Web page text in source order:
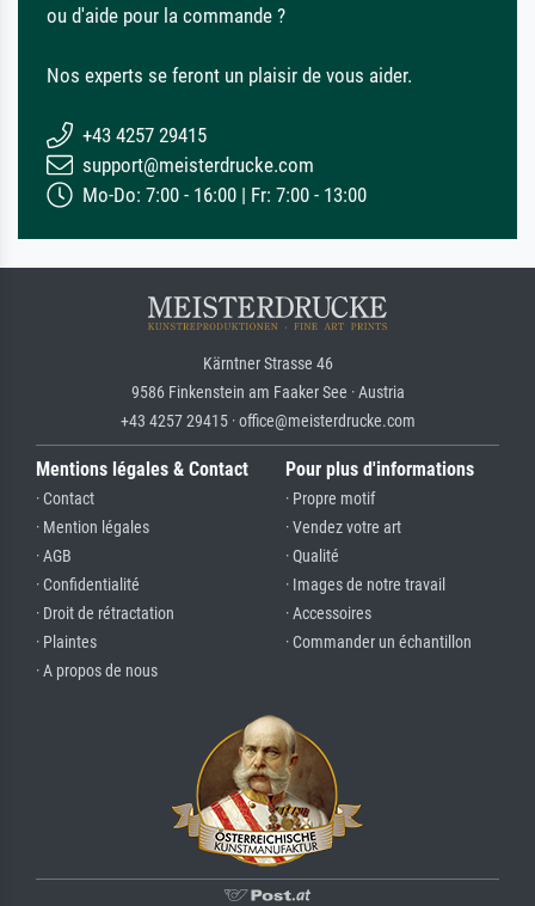
ou d'aide pour la commande ?
Nos experts se feront un plaisir de vous aider.
+43 4257 29415
support@meisterdrucke.com
Mo-Do: 7:00 - 16:00 | Fr: 7:00 - 13:00
Kärntner Strasse 46
9586 Finkenstein am Faaker See · Austria
+43 4257 29415 · office@meisterdrucke.com
Mentions légales & Contact
· Contact
· Mention légales
· AGB
· Confidentialité
· Droit de rétractation
· Plaintes
· A propos de nous
Pour plus d'informations
· Propre motif
· Vendez votre art
· Qualité
· Images de notre travail
· Accessoires
· Commander un échantillon